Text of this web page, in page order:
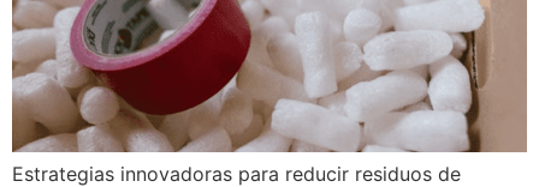
Estrategias innovadoras para reducir residuos de